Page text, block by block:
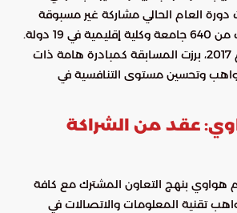
العام الحالي مشاركة غير مسبوقة
لأكثر من 31000 طالب من 640 جامعة وكلية إقليمية في 19 دولة.
ومنذ إطلاقها في عام 2017، برزت المسابقة كمبادرة هامة ذات
وتحسين مستوى التنافسية في
عقد من الشراكة
هواوي بنهج التعاون المشترك مع كافة
تقنية المعلومات والاتصالات في